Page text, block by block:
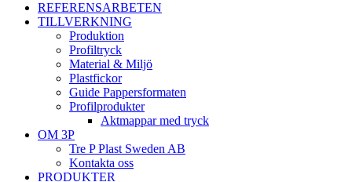
REFERENSARBETEN
TILLVERKNING
Produktion
Profiltryck
Material & Miljö
Plastfickor
Guide Pappersformaten
Profilprodukter
Aktmappar med tryck
OM 3P
Tre P Plast Sweden AB
Kontakta oss
PRODUKTER